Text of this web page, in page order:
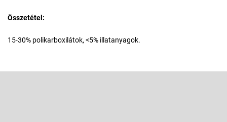
Összetétel:
15-30% polikarboxilátok, <5% illatanyagok.